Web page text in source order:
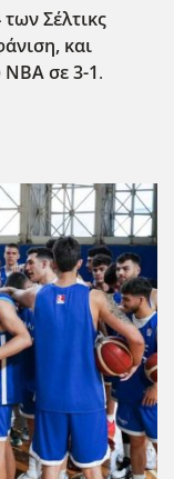
Σέλτικς
και
σε 3-1.